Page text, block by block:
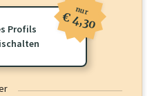
zu sehen.
Profils
nur
€ 4,30